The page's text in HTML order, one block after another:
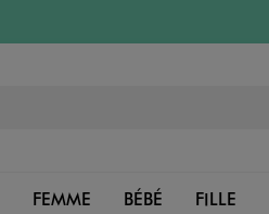
FEMME BÉBÉ FILLE